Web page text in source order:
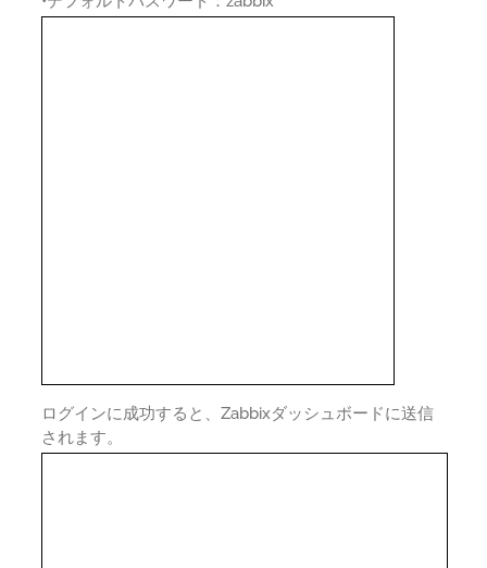
ログインに成功すると、Zabbixダッシュボードに送信
されます。